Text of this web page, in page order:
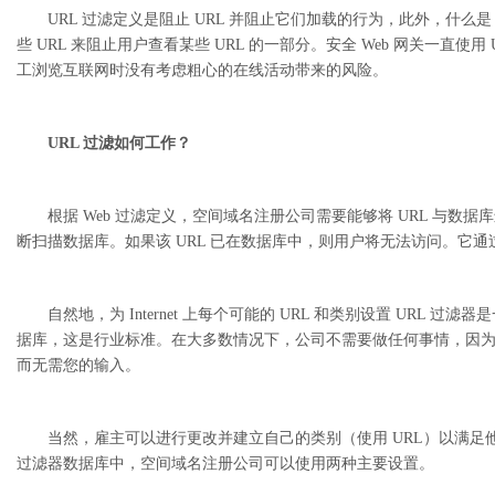
URL 过滤定义是阻止 URL 并阻止它们加载的行为，此外，什么是
些 URL 来阻止用户查看某些 URL 的一部分。安全 Web 网关一直使
工浏览互联网时没有考虑粗心的在线活动带来的风险。
URL 过滤如何工作？
根据 Web 过滤定义，空间域名注册公司需要能够将 URL 与数据
断扫描数据库。如果该 URL 已在数据库中，则用户将无法访问。它
自然地，为 Internet 上每个可能的 URL 和类别设置 URL 过滤器
据库，这是行业标准。在大多数情况下，公司不需要做任何事情，因
而无需您的输入。
当然，雇主可以进行更改并建立自己的类别（使用 URL）以满足
过滤器数据库中，空间域名注册公司可以使用两种主要设置。